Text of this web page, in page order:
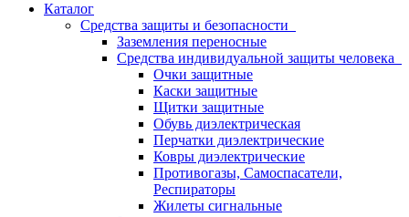
Каталог
Средства защиты и безопасности
Заземления переносные
Средства индивидуальной защиты человека
Очки защитные
Каски защитные
Щитки защитные
Обувь диэлектрическая
Перчатки диэлектрические
Ковры диэлектрические
Противогазы, Самоспасатели,
Респираторы
Жилеты сигнальные